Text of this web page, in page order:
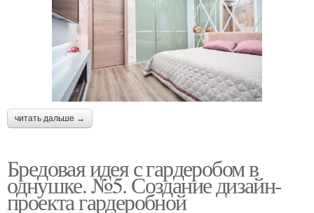
читать дальше →
Бредовая идея с гардеробом в
однушке. №5. Создание дизайн-
проекта гардеробной